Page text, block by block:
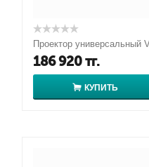
Проектор универсальный
186 920тг.
КУПИТЬ